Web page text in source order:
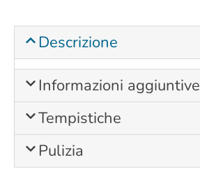
Descrizione
Informazioni aggiuntive
Tempistiche
Pulizia